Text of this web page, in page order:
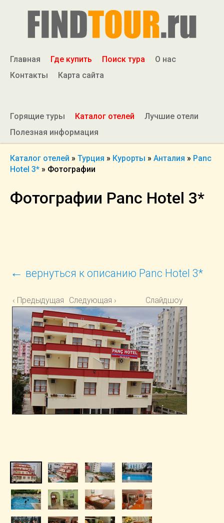
Главная Где купить Поиск тура
О нас
Контакты
Карта сайта
Горящие туры Каталог отелей
Лучшие отели
Полезная информация
Каталог отелей » Турция » Курорты » Анталия » Panc
Hotel 3* » Фотографии
Фотографии Panc Hotel 3*
← вернуться к описанию Panc Hotel 3*
‹ Предыдущая Следующая › Слайдшоу